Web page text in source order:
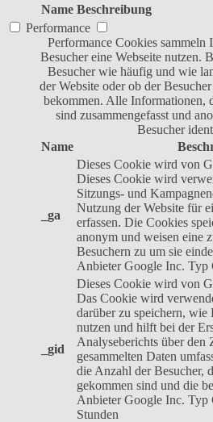
Name Beschreibung
Performance
Performance Cookies sammeln
Besucher eine Webseite nutzen.
Besucher wie häufig und wie
der Website oder ob der
bekommen. Alle Informationen,
sind zusammengefasst und
Besucher
Name
_ga
Dieses Cookie wird von
Dieses Cookie wird
Sitzungs- und
Nutzung der Website für
erfassen. Die Cookies
anonym und weisen eine
Besuchern zu um sie
Anbieter Google Inc. Typ
_gid
Dieses Cookie wird von
Das Cookie wird
darüber zu speichern, wie
nutzen und hilft bei der
Analyseberichts über den
gesammelten Daten
die Anzahl der Besucher,
gekommen sind und die
Anbieter Google Inc. Typ
Stunden